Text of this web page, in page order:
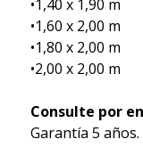
•1,40 x 1,90 m
•1,60 x 2,00 m
•1,80 x 2,00 m
•2,00 x 2,00 m
Consulte por
Garantía 5 años.